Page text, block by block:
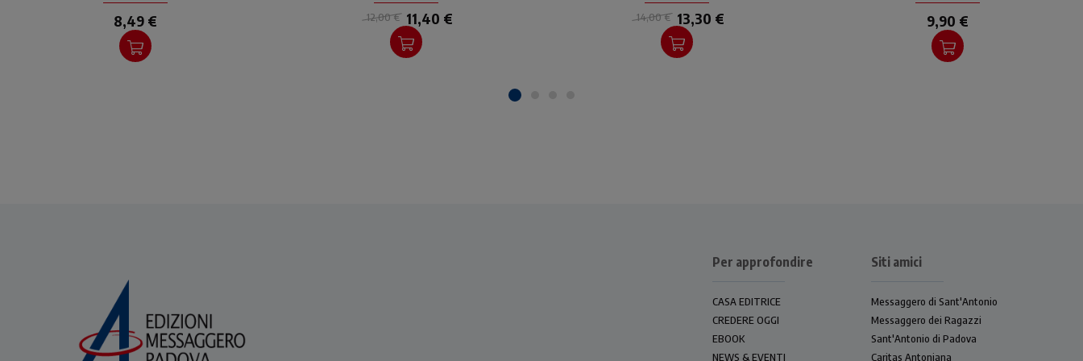
8,49 € 12,00 € 11,40 € 14,00 € 13,30 € 9,90 €
Per approfondire
CASA EDITRICE
CREDERE OGGI
EBOOK
NEWS & EVENTI
Siti amici
Messaggero di Sant'Antonio
Messaggero dei Ragazzi
Sant'Antonio di Padova
Caritas Antoniana